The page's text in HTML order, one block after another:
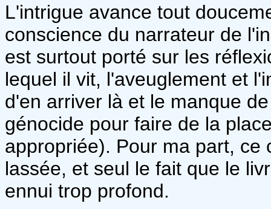
L'intrigue avance tout
conscience du narrateur de
est surtout porté sur les
lequel il vit, l'aveuglement et
d'en arriver là et le manque
génocide pour faire de la
appropriée). Pour ma part, ce
lassée, et seul le fait que le
ennui trop profond.